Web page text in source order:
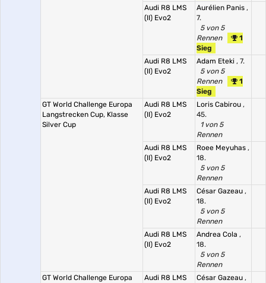
Audi R8 LMS
(II) Evo2
Aurélien Panis ,
7.
5 von 5
Rennen
1
Sieg
Audi R8 LMS
(II) Evo2
Adam Eteki , 7.
5 von 5
Rennen
1
Sieg
GT World Challenge Europa
Langstrecken Cup, Klasse
Silver Cup
Audi R8 LMS
(II) Evo2
Loris Cabirou ,
45.
1 von 5
Rennen
Audi R8 LMS
(II) Evo2
Roee Meyuhas ,
18.
5 von 5
Rennen
Audi R8 LMS
(II) Evo2
César Gazeau ,
18.
5 von 5
Rennen
Audi R8 LMS
(II) Evo2
Andrea Cola ,
18.
5 von 5
Rennen
GT World Challenge Europa
Audi R8 LMS
César Gazeau ,